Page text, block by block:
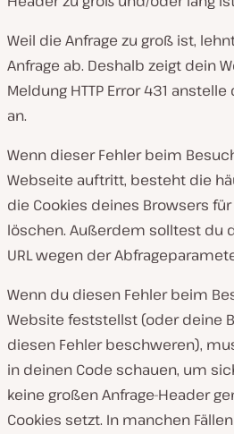
Weil die Anfrage zu groß ist,
Anfrage ab. Deshalb zeigt dein
Meldung HTTP Error 431
an.
Wenn dieser Fehler beim
Webseite auftritt, besteht die
die Cookies deines Browsers
löschen. Außerdem solltest du
URL wegen der
Wenn du diesen Fehler beim
Website feststellst (oder deine
diesen Fehler beschweren),
in deinen Code schauen, um
keine großen Anfrage-Header
Cookies setzt. In manchen